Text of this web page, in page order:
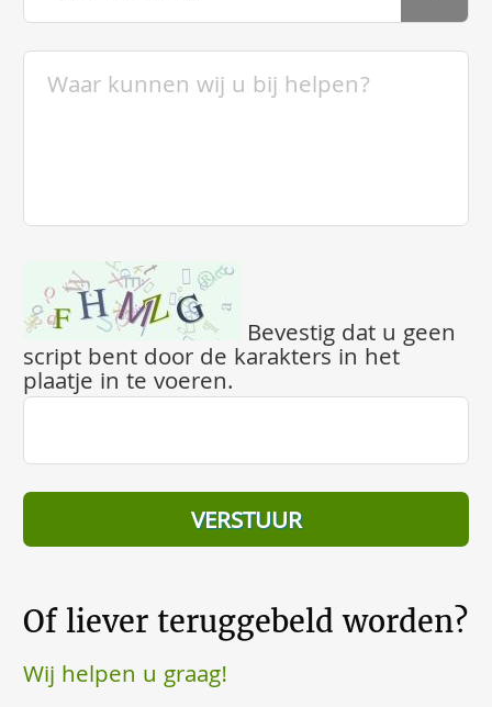
Bevestig dat u geen
script bent door de karakters in het
plaatje in te voeren.
Of liever teruggebeld worden?
Wij helpen u graag!